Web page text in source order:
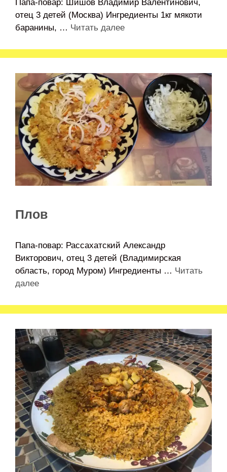
Папа-повар: Шишов Владимир Валентинович,
отец 3 детей (Москва) Ингредиенты 1кг мякоти
баранины, … Читать далее
Плов
Папа-повар: Рассахатский Александр
Викторович, отец 3 детей (Владимирская
область, город Муром) Ингредиенты … Читать
далее